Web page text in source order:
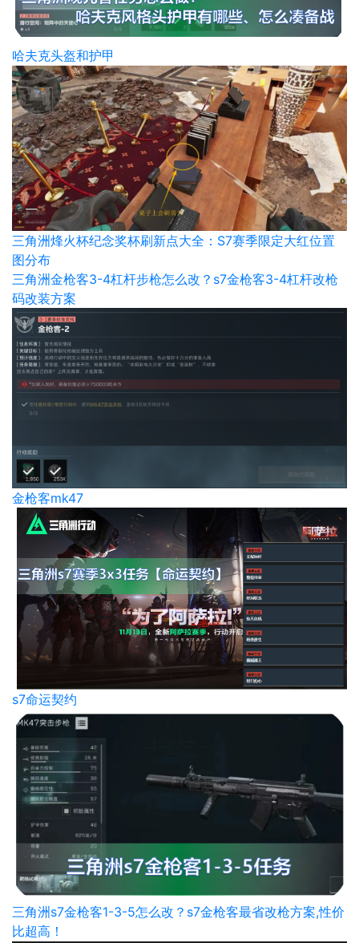
哈夫克头盔和护甲
三角洲烽火杯纪念奖杯刷新点大全：S7赛季限定大红位置
图分布
三角洲金枪客3-4杠杆步枪怎么改？s7金枪客3-4杠杆改枪
码改装方案
金枪客mk47
s7命运契约
三角洲s7金枪客1-3-5怎么改？s7金枪客最省改枪方案,性价
比超高！